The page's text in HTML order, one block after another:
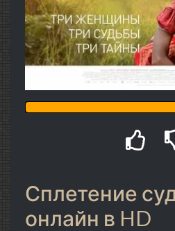
Сплетение
онлайн в HD